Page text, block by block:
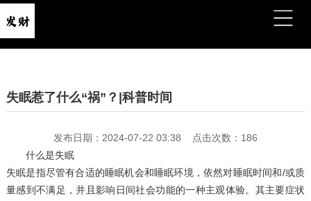
失眠惹了什么“祸”？|科普时间
发布日期：2024-07-22 03:38 点击次数：186
什么是失眠
失眠是指尽管有合适的睡眠机会和睡眠环境，依然对睡眠时间和/或质
量感到不满足，并且影响日间社会功能的一种主观体验。其主要症状